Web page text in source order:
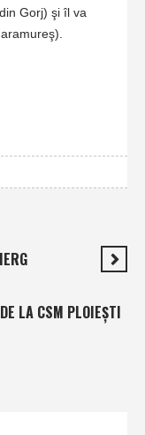
Gorj) şi îl va
LA CSM PLOIEŞTI